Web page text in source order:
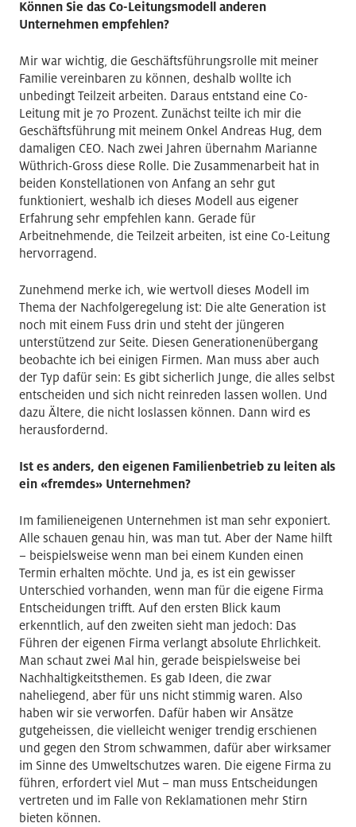
Können Sie das Co-Leitungsmodell anderen
Unternehmen empfehlen?
Mir war wichtig, die Geschäftsführungsrolle mit meiner
Familie vereinbaren zu können, deshalb wollte ich
unbedingt Teilzeit arbeiten. Daraus entstand eine Co-
Leitung mit je 70 Prozent. Zunächst teilte ich mir die
Geschäftsführung mit meinem Onkel Andreas Hug, dem
damaligen CEO. Nach zwei Jahren übernahm Marianne
Wüthrich-Gross diese Rolle. Die Zusammenarbeit hat in
beiden Konstellationen von Anfang an sehr gut
funktioniert, weshalb ich dieses Modell aus eigener
Erfahrung sehr empfehlen kann. Gerade für
Arbeitnehmende, die Teilzeit arbeiten, ist eine Co-Leitung
hervorragend.
Zunehmend merke ich, wie wertvoll dieses Modell im
Thema der Nachfolgeregelung ist: Die alte Generation ist
noch mit einem Fuss drin und steht der jüngeren
unterstützend zur Seite. Diesen Generationenübergang
beobachte ich bei einigen Firmen. Man muss aber auch
der Typ dafür sein: Es gibt sicherlich Junge, die alles selbst
entscheiden und sich nicht reinreden lassen wollen. Und
dazu Ältere, die nicht loslassen können. Dann wird es
herausfordernd.
Ist es anders, den eigenen Familienbetrieb zu leiten als
ein «fremdes» Unternehmen?
Im familieneigenen Unternehmen ist man sehr exponiert.
Alle schauen genau hin, was man tut. Aber der Name hilft
– beispielsweise wenn man bei einem Kunden einen
Termin erhalten möchte. Und ja, es ist ein gewisser
Unterschied vorhanden, wenn man für die eigene Firma
Entscheidungen trifft. Auf den ersten Blick kaum
erkenntlich, auf den zweiten sieht man jedoch: Das
Führen der eigenen Firma verlangt absolute Ehrlichkeit.
Man schaut zwei Mal hin, gerade beispielsweise bei
Nachhaltigkeitsthemen. Es gab Ideen, die zwar
naheliegend, aber für uns nicht stimmig waren. Also
haben wir sie verworfen. Dafür haben wir Ansätze
gutgeheissen, die vielleicht weniger trendig erschienen
und gegen den Strom schwammen, dafür aber wirksamer
im Sinne des Umweltschutzes waren. Die eigene Firma zu
führen, erfordert viel Mut – man muss Entscheidungen
vertreten und im Falle von Reklamationen mehr Stirn
bieten können.